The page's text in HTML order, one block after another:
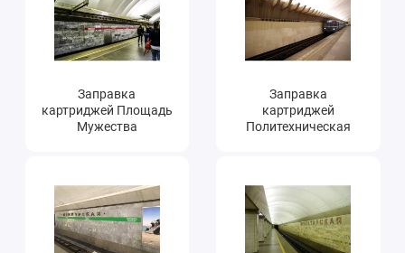
Заправка
картриджей Площадь
Мужества
Заправка
картриджей
Политехническая